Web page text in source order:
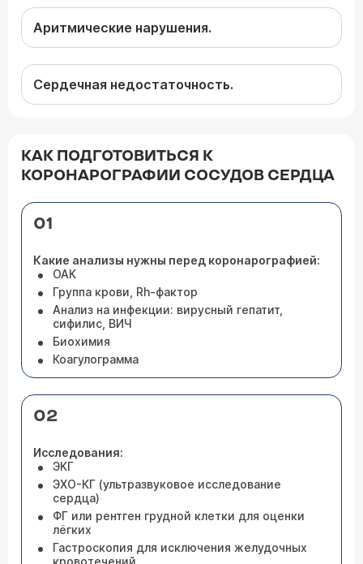
Аритмические нарушения.
Сердечная недостаточность.
КАК ПОДГОТОВИТЬСЯ К
КОРОНАРОГРАФИИ СОСУДОВ СЕРДЦА
01
Какие анализы нужны перед коронарографией:
ОАК
Группа крови, Rh-фактор
Анализ на инфекции: вирусный гепатит,
сифилис, ВИЧ
Биохимия
Коагулограмма
02
Исследования:
ЭКГ
ЭХО-КГ (ультразвуковое исследование
сердца)
ФГ или рентген грудной клетки для оценки
лёгких
Гастроскопия для исключения желудочных
кровотечений